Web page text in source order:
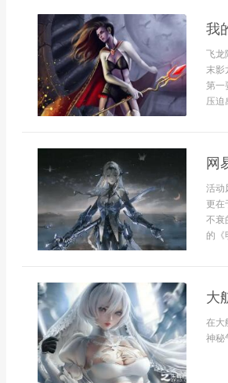
我
飞龙
末影
第一
压迫
网
活动
更在
不衰
的《
大
在大
神秘